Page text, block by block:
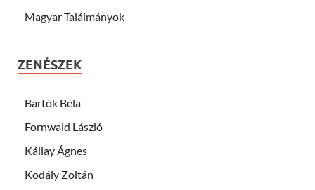
Magyar Találmányok
ZENÉSZEK
Bartók Béla
Fornwald László
Kállay Ágnes
Kodály Zoltán